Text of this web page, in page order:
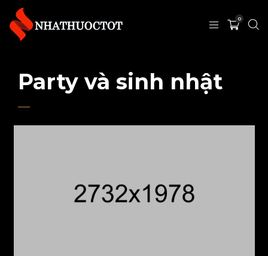
0
Party và sinh nhật